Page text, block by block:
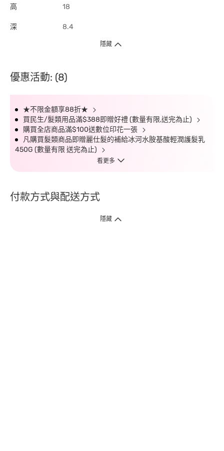
高 18
深 8.4
隱藏
優惠活動: (8)
★不限金額享88折★
買民生/髮類用品滿$388即贈好禮 (數量有限,送完為止)
購買全店商品滿$100送數位印花一張
凡購買髮類商品即贈麗仕髮的補給冰河水胺基酸輕潤護髮乳
450G (數量有限 送完為止)
看更多
付款方式與配送方式
隱藏